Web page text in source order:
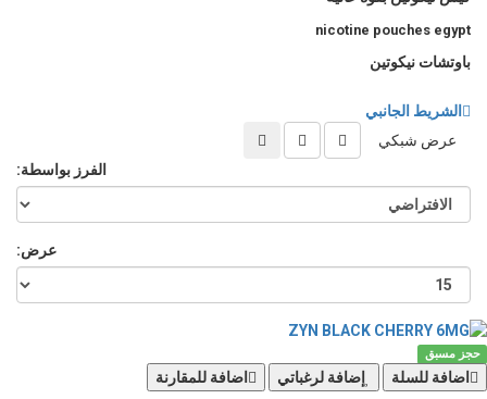
nicotine pouches egypt
باوتشات نيكوتين
الشريط الجانبي
عرض شبكي
الفرز بواسطة:
عرض:
حجز مسبق
اضافة للسلة إضافة لرغباتي اضافة للمقارنة